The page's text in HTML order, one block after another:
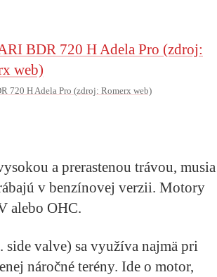
720 H Adela Pro (zdroj: Romerx web)
a prerastenou trávou, musia
v benzínovej verzii. Motory
alebo OHC.
side valve) sa využíva najmä pri
náročné terény. Ide o motor,